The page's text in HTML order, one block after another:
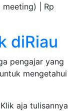
| Rp
diRiau
pengajar yang
mengetahui
aja tulisannya